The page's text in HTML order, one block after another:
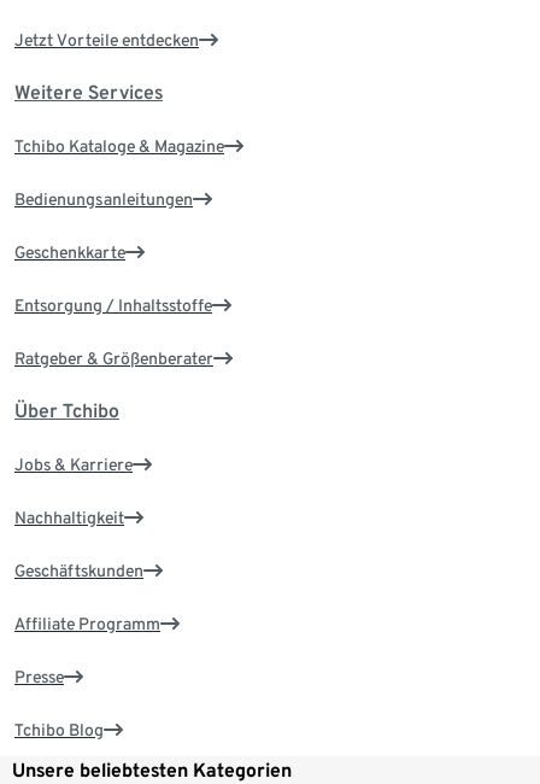
Jetzt Vorteile entdecken
Weitere Services
Tchibo Kataloge & Magazine
Bedienungsanleitungen
Geschenkkarte
Entsorgung / Inhaltsstoffe
Ratgeber & Größenberater
Über Tchibo
Jobs & Karriere
Nachhaltigkeit
Geschäftskunden
Affiliate Programm
Presse
Tchibo Blog
Unsere beliebtesten Kategorien